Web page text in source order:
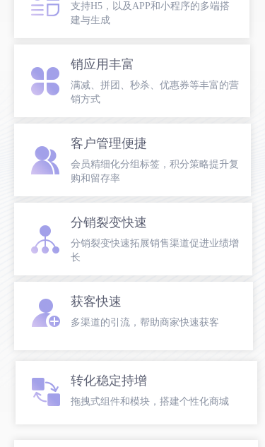
支持H5，以及APP和小程序的多端搭
建与生成
销应用丰富
满减、拼团、秒杀、优惠券等丰富的营
销方式
客户管理便捷
会员精细化分组标签，积分策略提升复
购和留存率
分销裂变快速
分销裂变快速拓展销售渠道促进业绩增
长
获客快速
多渠道的引流，帮助商家快速获客
转化稳定持增
拖拽式组件和模块，搭建个性化商城